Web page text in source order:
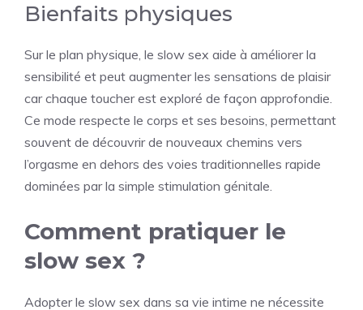
Bienfaits physiques
Sur le plan physique, le slow sex aide à améliorer la
sensibilité et peut augmenter les sensations de plaisir
car chaque toucher est exploré de façon approfondie.
Ce mode respecte le corps et ses besoins, permettant
souvent de découvrir de nouveaux chemins vers
l’orgasme en dehors des voies traditionnelles rapide
dominées par la simple stimulation génitale.
Comment pratiquer le
slow sex ?
Adopter le slow sex dans sa vie intime ne nécessite